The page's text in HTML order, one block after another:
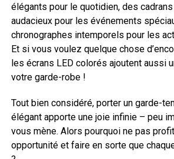
élégants pour le quotidien, des
audacieux pour les événements
chronographes intemporels pour les
Et si vous voulez quelque chose
les écrans LED colorés ajoutent aussi
votre garde-robe !
Tout bien considéré, porter un garde-
élégant apporte une joie infinie – peu
vous mène. Alors pourquoi ne pas
opportunité et faire en sorte que